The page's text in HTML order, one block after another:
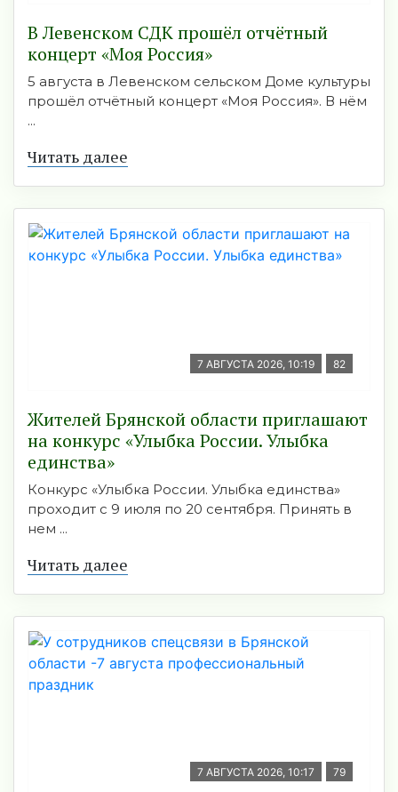
В Левенском СДК прошёл отчётный
концерт «Моя Россия»
5 августа в Левенском сельском Доме культуры
прошёл отчётный концерт «Моя Россия». В нём
...
Читать далее
7 АВГУСТА 2026, 10:19 82
Жителей Брянской области приглашают
на конкурс «Улыбка России. Улыбка
единства»
Конкурс «Улыбка России. Улыбка единства»
проходит с 9 июля по 20 сентября. Принять в
нем ...
Читать далее
7 АВГУСТА 2026, 10:17 79